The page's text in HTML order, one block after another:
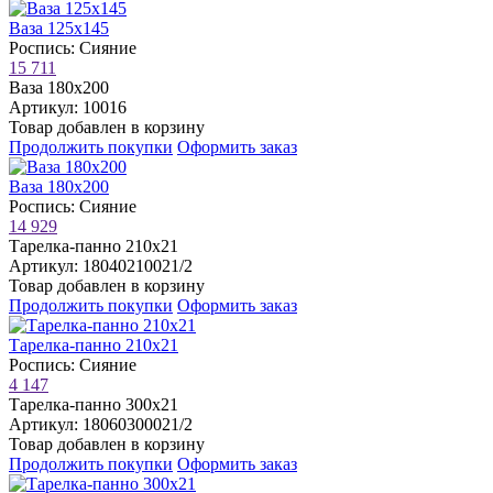
Ваза 125х145
Роспись: Сияние
15 711
Ваза 180х200
Артикул: 10016
Товар добавлен в корзину
Продолжить покупки Оформить заказ
Ваза 180х200
Роспись: Сияние
14 929
Тарелка-панно 210х21
Артикул: 18040210021/2
Товар добавлен в корзину
Продолжить покупки Оформить заказ
Тарелка-панно 210х21
Роспись: Сияние
4 147
Тарелка-панно 300х21
Артикул: 18060300021/2
Товар добавлен в корзину
Продолжить покупки Оформить заказ